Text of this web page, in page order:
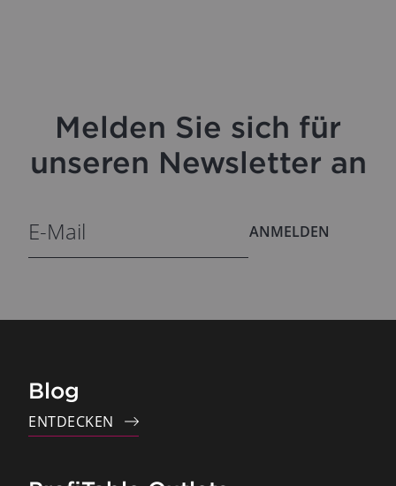
Melden Sie sich für
unseren Newsletter an
ANMELDEN
Blog
ENTDECKEN